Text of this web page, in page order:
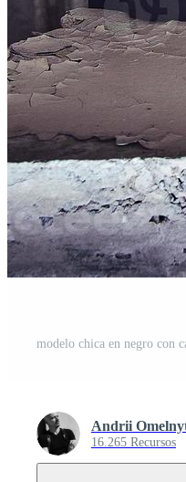
modelo chica en negro con
Andrii
16.265 Recursos